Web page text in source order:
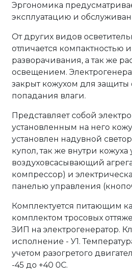
Эргономика
эксплуатацию и
От других видов
отличается компактностью
разворачивания, а так же
освещением.
закрыт кожухом для защиты
попадания влаги.
Представляет собой
установленным на него
установлен надувной
купол, так же внутри кожуха
воздуховсасывающий
компрессор) и
панелью управления
Комплектуется питающим
комплектом тросовых
ЗИП на электрогенератор.
исполнение - У1.
учетом разогретого
-45 до +40 0С.